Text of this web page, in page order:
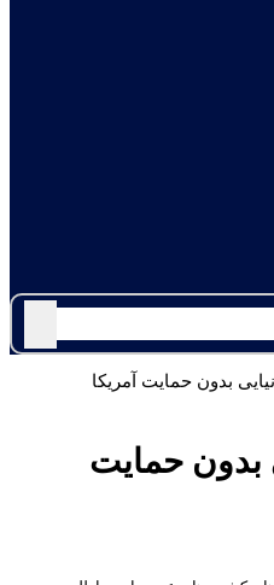
برای
بدون حمایت آمریکا
بدون حمایت